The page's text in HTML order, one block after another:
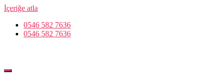
İçeriğe atla
0546 582 7636
0546 582 7636